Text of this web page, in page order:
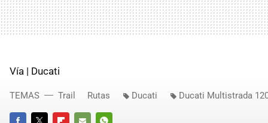
Vía | Ducati
TEMAS Trail Rutas Ducati Ducati Multistrada